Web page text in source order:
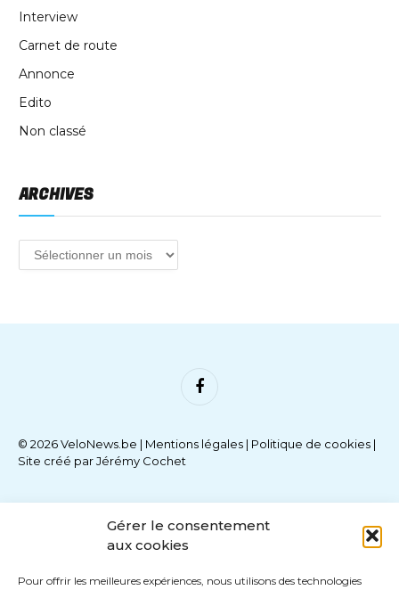
Gérer le consentement
aux cookies
Pour offrir les meilleures expériences, nous utilisons des technologies
Interview
Carnet de route
Annonce
Edito
Non classé
ARCHIVES
Facebook
© 2026 VeloNews.be | Mentions légales | Politique de cookies |
Site créé parJérémy Cochet